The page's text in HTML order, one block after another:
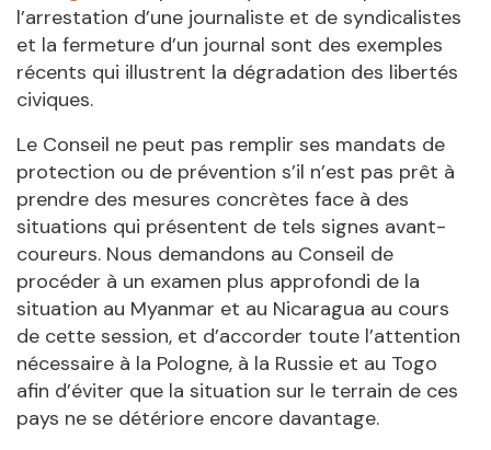
l’arrestation d’une journaliste et de syndicalistes
et la fermeture d’un journal sont des exemples
récents qui illustrent la dégradation des libertés
civiques.
Le Conseil ne peut pas remplir ses mandats de
protection ou de prévention s’il n’est pas prêt à
prendre des mesures concrètes face à des
situations qui présentent de tels signes avant-
coureurs. Nous demandons au Conseil de
procéder à un examen plus approfondi de la
situation au Myanmar et au Nicaragua au cours
de cette session, et d’accorder toute l’attention
nécessaire à la Pologne, à la Russie et au Togo
afin d’éviter que la situation sur le terrain de ces
pays ne se détériore encore davantage.